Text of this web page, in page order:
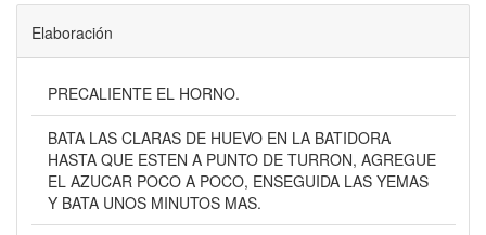
Elaboración
PRECALIENTE EL HORNO.
BATA LAS CLARAS DE HUEVO EN LA BATIDORA
HASTA QUE ESTEN A PUNTO DE TURRON, AGREGUE
EL AZUCAR POCO A POCO, ENSEGUIDA LAS YEMAS
Y BATA UNOS MINUTOS MAS.